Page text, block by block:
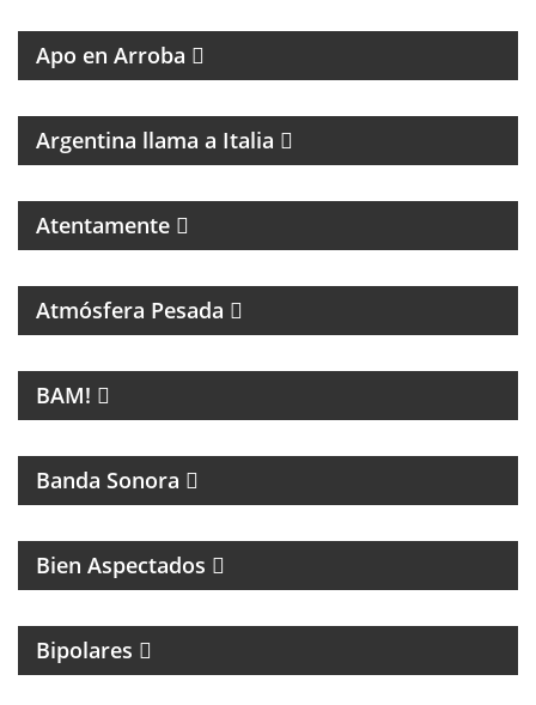
Apo en Arroba
Argentina llama a Italia
Atentamente
PROGRAMA DEDICADO A LA MÚSICA DE SANDRO Y
Atmósfera Pesada
LA NUEVA MÚSICA DE BUENOS AIRES SE LLAMA
BAM!
Banda Sonora
Bien Aspectados
Bipolares
PROGRAMA DE ROCK CON ANÉCDOTAS EN